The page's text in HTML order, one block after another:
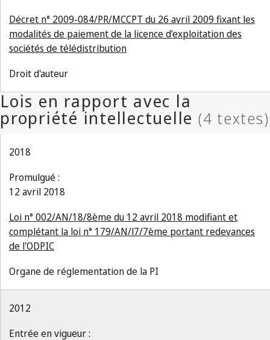
Décret n° 2009-084/PR/MCCPT du 26 avril 2009 fixant les
modalités de paiement de la licence d’exploitation des
sociétés de télédistribution
Droit d'auteur
2018
Promulgué :
12 avril 2018
Loi n° 002/AN/18/8ème du 12 avril 2018 modifiant et
complétant la loi n° 179/AN/l7/7ème portant redevances
de l'ODPIC
Organe de réglementation de la PI
2012
Entrée en vigueur :